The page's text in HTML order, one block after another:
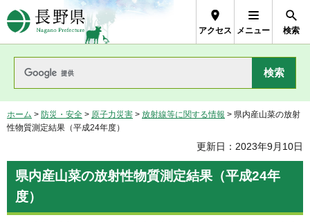
長野県Nagano Prefecture
アクセス メニュー 検索
ホーム > 防災・安全 > 原子力災害 > 放射線等に関する情報 > 県内産山菜の放射
性物質測定結果（平成24年度）
更新日：2023年9月10日
県内産山菜の放射性物質測定結果（平成24年
度）